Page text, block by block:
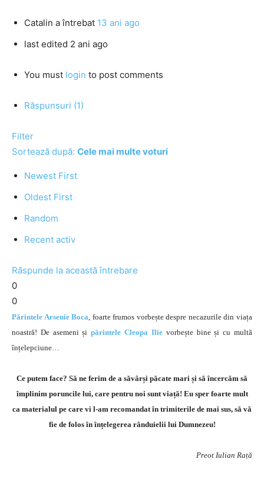
Catalin a întrebat 13 ani ago
last edited 2 ani ago
You must login to post comments
Răspunsuri (1)
Filter
Sortează după: Cele mai multe voturi
Newest First
Oldest First
Random
Recent activ
Răspunde la această întrebare
0
0
Părintele Arsenie Boca, foarte frumos vorbește despre necazurile din viața
noastră! De asemeni șipărintele Cleopa Ilievorbește bine și cu multă
înțelepciune…
Ce putem face? Să ne ferim de a săvârși păcate mari și să încercăm să
împlinim poruncile lui, care pentru noi sunt viață! Eu sper foarte mult
ca materialul pe care vi l-am recomandat în trimiterile de mai sus, să vă
fie de folos în înțelegerea rânduielii lui Dumnezeu!
Preot Iulian Rață